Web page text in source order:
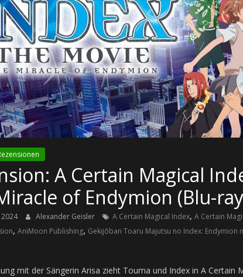
A Certain Magical
of Endymion (Blu-
Alexander Geisler A Certain Magical Index, A Certain
, AniMoon Publishing, Gekijōban Toaru Majutsu no Index: Endymion
mit der Sängerin Arisa zieht Touma und Index in A Certain